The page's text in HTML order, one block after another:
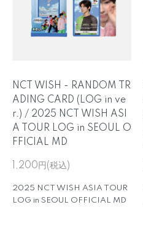
NCT WISH - RANDOM TR
ADING CARD (LOG in ve
r.) / 2025 NCT WISH ASI
A TOUR LOG in SEOUL O
FFICIAL MD
1,200円(税込)
2025 NCT WISH ASIA TOUR
LOG in SEOUL OFFICIAL MD